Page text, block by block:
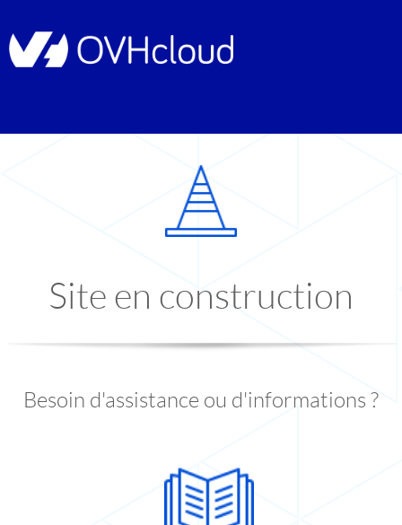
Site en construction
Besoin d'assistance ou d'informations ?